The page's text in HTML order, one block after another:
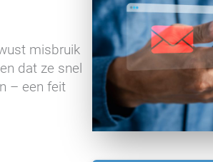
misbruik
dat ze snel
– een feit